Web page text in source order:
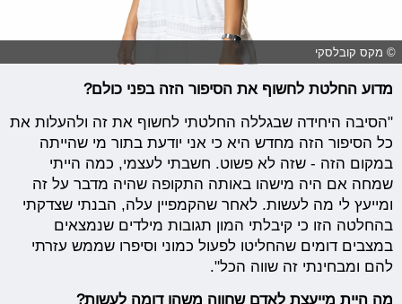
© מקס קובלסקי
מדוע החלטת לחשוף את הסיפור הזה בפני כולם?
"הסיבה היחידה שבגללה החלטתי לחשוף את זה ולהעלות את
כל הסיפור הזה מחדש היא כי אני יודעת בתור מי שהייתה
במקום הזה - שזה לא פשוט. חשבתי לעצמי, כמה הייתי
שמחה אם היה מישהו באותה התקופה שהיה מדבר על זה
ומייעץ לי מה לעשות. לאחר שהקמפיין עלה, הבנתי שצדקתי
בהחלטה הזו כי קיבלתי המון תגובות מילדים שנמצאים
במצבים דומים שהחליטו לפעול כמוני וסיפרו שממש עזרתי
להם ומבחינתי זה שווה הכל".
מה היית מייעצת לאדם שחווה משהו דומה לעשות?